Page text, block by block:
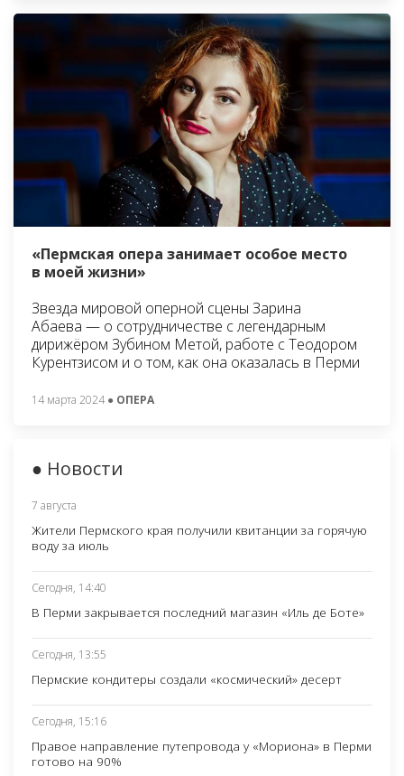
«Пермская опера занимает особое место
в моей жизни»
Звезда мировой оперной сцены Зарина
Абаева — о сотрудничестве с легендарным
дирижёром Зубином Метой, работе с Теодором
Курентзисом и о том, как она оказалась в Перми
14 марта 2024● ОПЕРА
● Новости
7 августа
Жители Пермского края получили квитанции за горячую
воду за июль
Сегодня, 14:40
В Перми закрывается последний магазин «Иль де Боте»
Сегодня, 13:55
Пермские кондитеры создали «космический» десерт
Сегодня, 15:16
Правое направление путепровода у «Мориона» в Перми
готово на 90%